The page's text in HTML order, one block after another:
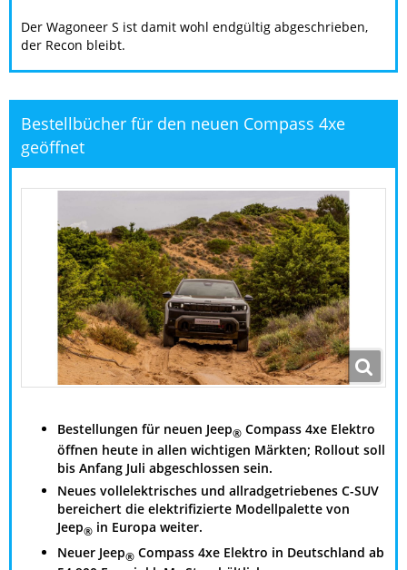
Der Wagoneer S ist damit wohl endgültig abgeschrieben,
der Recon bleibt.
Bestellbücher für den neuen Compass 4xe
geöffnet
Bestellungen für neuen Jeep® Compass 4xe Elektro
öffnen heute in allen wichtigen Märkten; Rollout soll
bis Anfang Juli abgeschlossen sein.
Neues vollelektrisches und allradgetriebenes C-SUV
bereichert die elektrifizierte Modellpalette von
Jeep® in Europa weiter.
Neuer Jeep® Compass 4xe Elektro in Deutschland ab